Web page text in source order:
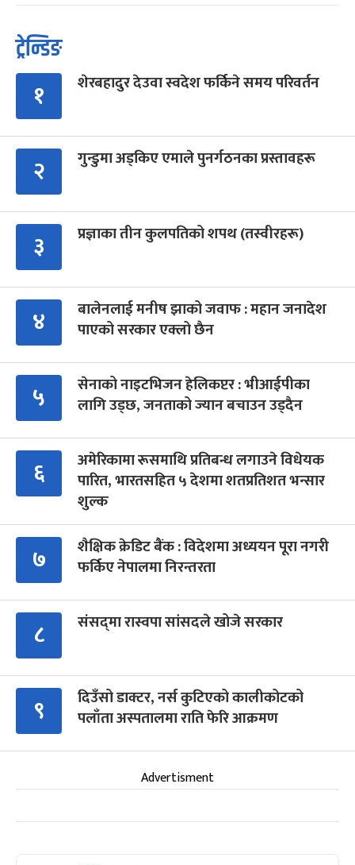
ट्रेन्डिङ
१ शेरबहादुर देउवा स्वदेश फर्किने समय परिवर्तन
२ गुन्डुमा अड्किए एमाले पुनर्गठनका प्रस्तावहरू
३ प्रज्ञाका तीन कुलपतिको शपथ (तस्वीरहरू)
४
बालेनलाई मनीष झाको जवाफ : महान जनादेश
पाएको सरकार एक्लो छैन
५
सेनाको नाइटभिजन हेलिकप्टर : भीआईपीका
लागि उड्छ, जनताको ज्यान बचाउन उड्दैन
६
अमेरिकामा रूसमाथि प्रतिबन्ध लगाउने विधेयक
पारित, भारतसहित ५ देशमा शतप्रतिशत भन्सार
शुल्क
७
शैक्षिक क्रेडिट बैंक : विदेशमा अध्ययन पूरा नगरी
फर्किए नेपालमा निरन्तरता
८ संसद्‍मा रास्वपा सांसदले खोजे सरकार
९
दिउँसो डाक्टर, नर्स कुटिएको कालीकोटको
पलाँता अस्पतालमा राति फेरि आक्रमण
Advertisment